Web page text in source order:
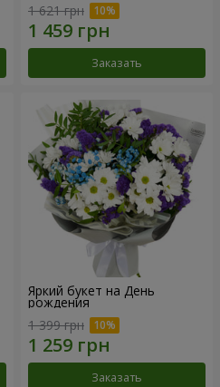
1 621 грн
Заказать
Яркий букет на День
рождения
1 399 грн
Заказать